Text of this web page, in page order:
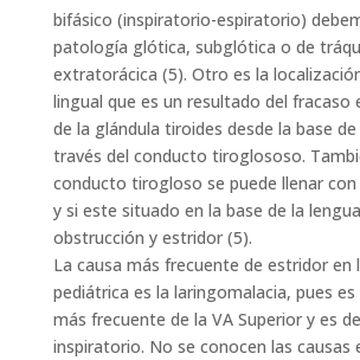
bifásico (inspiratorio-espiratorio)
patología glótica, subglótica o de
extratorácica (5). Otro es la
lingual que es un resultado del fracaso
de la glándula tiroides desde la base
través del conducto tiroglososo.
conducto tirogloso se puede llenar
y si este situado en la base de la
obstrucción y estridor (5).
La causa más frecuente de estridor en
pediátrica es la laringomalacia, pues
más frecuente de la VA Superior y es
inspiratorio. No se conocen las causas